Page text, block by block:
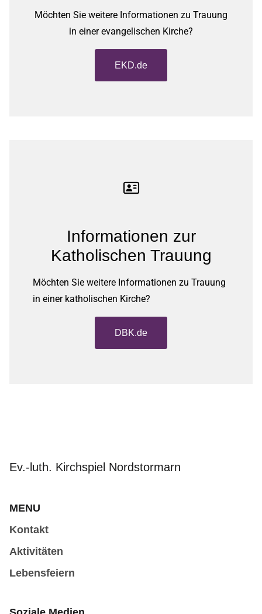
Möchten Sie weitere Informationen zu Trauung
in einer evangelischen Kirche?
EKD.de
Informationen zur
Katholischen Trauung
Möchten Sie weitere Informationen zu Trauung
in einer katholischen Kirche?
DBK.de
Ev.-luth. Kirchspiel Nordstormarn
MENU
Kontakt
Aktivitäten
Lebensfeiern